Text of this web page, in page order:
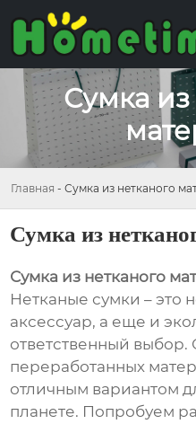
Сумка из
Главная - Сумка из нетканого
Сумка из
Сумка из нетканого
Нетканые сумки – это
аксессуар, а еще и
ответственный выбор.
переработанных
отличным вариантом
планете. Попробуем